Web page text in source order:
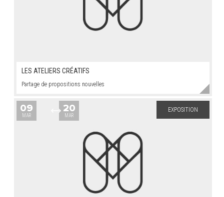
LES ATELIERS CRÉATIFS
Partage de propositions nouvelles
09
MAR
20
MAR
EXPOSITION